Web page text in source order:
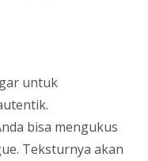
untuk
bisa mengukus
Teksturnya akan